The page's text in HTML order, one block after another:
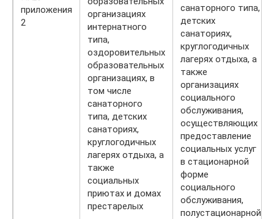
приложения
2
организациях
интернатного
типа,
оздоровительных
образовательных
организациях, в
том числе
санаторного
типа, детских
санаториях,
круглогодичных
лагерях отдыха, а
также
социальных
приютах и домах
престарелых
санаторного типа,
детских
санаториях,
круглогодичных
лагерях отдыха, а
также
организациях
социального
обслуживания,
осуществляющих
предоставление
социальных услуг
в стационарной
форме
социального
обслуживания,
полустационарной